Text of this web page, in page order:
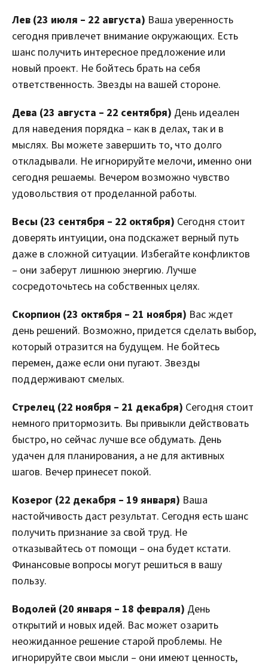
Лев (23 июля – 22 августа) Ваша уверенность
сегодня привлечет внимание окружающих. Есть
шанс получить интересное предложение или
новый проект. Не бойтесь брать на себя
ответственность. Звезды на вашей стороне.
Дева (23 августа – 22 сентября) День идеален
для наведения порядка – как в делах, так и в
мыслях. Вы можете завершить то, что долго
откладывали. Не игнорируйте мелочи, именно они
сегодня решаемы. Вечером возможно чувство
удовольствия от проделанной работы.
Весы (23 сентября – 22 октября) Сегодня стоит
доверять интуиции, она подскажет верный путь
даже в сложной ситуации. Избегайте конфликтов
– они заберут лишнюю энергию. Лучше
сосредоточьтесь на собственных целях.
Скорпион (23 октября – 21 ноября) Вас ждет
день решений. Возможно, придется сделать выбор,
который отразится на будущем. Не бойтесь
перемен, даже если они пугают. Звезды
поддерживают смелых.
Стрелец (22 ноября – 21 декабря) Сегодня стоит
немного притормозить. Вы привыкли действовать
быстро, но сейчас лучше все обдумать. День
удачен для планирования, а не для активных
шагов. Вечер принесет покой.
Козерог (22 декабря – 19 января) Ваша
настойчивость даст результат. Сегодня есть шанс
получить признание за свой труд. Не
отказывайтесь от помощи – она будет кстати.
Финансовые вопросы могут решиться в вашу
пользу.
Водолей (20 января – 18 февраля) День
открытий и новых идей. Вас может озарить
неожиданное решение старой проблемы. Не
игнорируйте свои мысли – они имеют ценность,